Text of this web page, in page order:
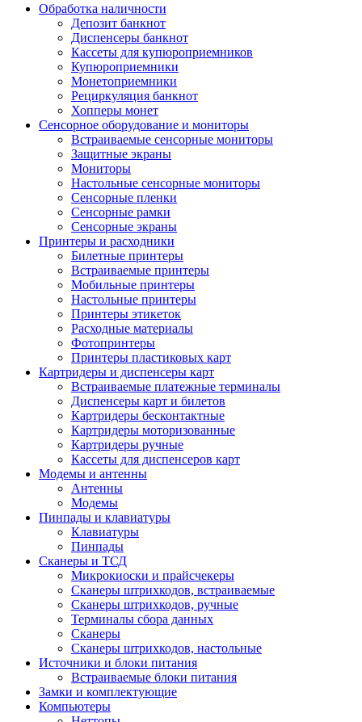
Обработка наличности
Депозит банкнот
Диспенсеры банкнот
Кассеты для купюроприемников
Купюроприемники
Монетоприемники
Рециркуляция банкнот
Хопперы монет
Сенсорное оборудование и мониторы
Встраиваемые сенсорные мониторы
Защитные экраны
Мониторы
Настольные сенсорные мониторы
Сенсорные пленки
Сенсорные рамки
Сенсорные экраны
Принтеры и расходники
Билетные принтеры
Встраиваемые принтеры
Мобильные принтеры
Настольные принтеры
Принтеры этикеток
Расходные материалы
Фотопринтеры
Принтеры пластиковых карт
Картридеры и диспенсеры карт
Встраиваемые платежные терминалы
Диспенсеры карт и билетов
Картридеры бесконтактные
Картридеры моторизованные
Картридеры ручные
Кассеты для диспенсеров карт
Модемы и антенны
Антенны
Модемы
Пинпады и клавиатуры
Клавиатуры
Пинпады
Сканеры и ТСД
Микрокиоски и прайсчекеры
Сканеры штрихкодов, встраиваемые
Сканеры штрихкодов, ручные
Терминалы сбора данных
Сканеры
Сканеры штрихкодов, настольные
Источники и блоки питания
Встраиваемые блоки питания
Замки и комплектующие
Компьютеры